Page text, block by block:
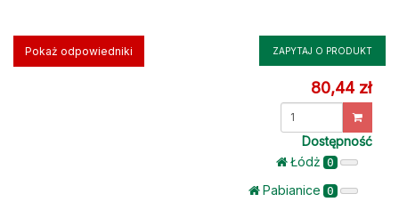
Pokaż odpowiedniki ZAPYTAJ O PRODUKT
80,44 zł
Dostępność
Łódż 0
Pabianice 0